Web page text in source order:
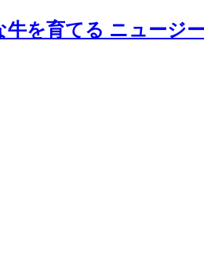
を育てる ニュージ